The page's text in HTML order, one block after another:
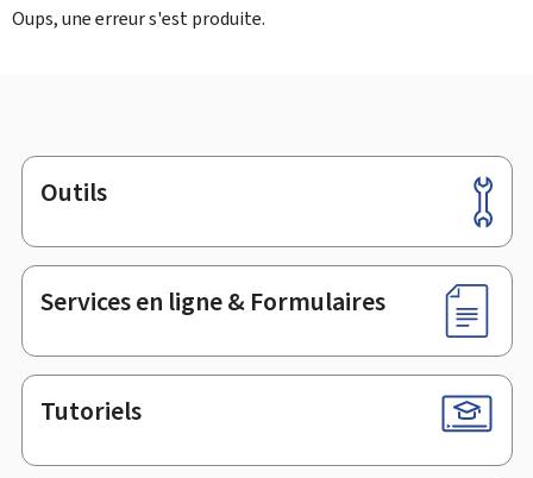
Oups, une erreur s'est produite.
Pied
de
page
Outils
Services en ligne & Formulaires
Tutoriels